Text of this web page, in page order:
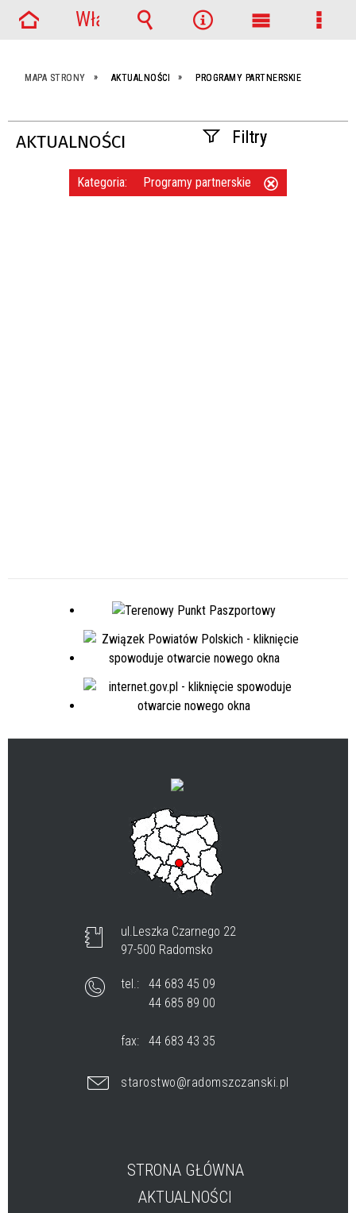
MAPA STRONY AKTUALNOŚCI PROGRAMY PARTNERSKIE
AKTUALNOŚCI Filtry
Szukana fraza
Kategoria: Programy partnerskie
ul.Leszka Czarnego 22
97-500 Radomsko
tel.:
44 683 45 09
44 685 89 00
fax: 44 683 43 35
starostwo@radomszczanski.pl
STRONA GŁÓWNA
AKTUALNOŚCI
Włącz